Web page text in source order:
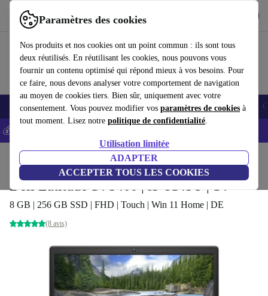
Paramètres des cookies
Nos produits et nos cookies ont un point commun : ils sont tous
deux réutilisés. En réutilisant les cookies, nous pouvons vous
fournir un contenu optimisé qui répond mieux à vos besoins. Pour
ce faire, nous devons analyser votre comportement de navigation
au moyen de cookies tiers. Bien sûr, uniquement avec votre
consentement. Vous pouvez modifier vos paramètres de cookies à
tout moment. Lisez notre politique de confidentialité.
Utilisation limitée
ADAPTER
ACCEPTER TOUS LES COOKIES
Utilisez refurbed rapidement et facilement
Smartphones Laptops Tablettes Montres connectées Accessoires
💰-5% EXTRA sur les iPhones – Code: IPHONEDEAL -
Ordinateurs portables Ordinateurs portables Dell
Dell Latitude 14 3400 | i3-8145U | 14"
8 GB | 256 GB SSD | FHD | Touch | Win 11 Home | DE
(8 avis)